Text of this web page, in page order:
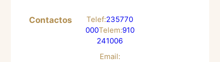
Contactos Telef:235 770
000Telem:910
241 006
Email: